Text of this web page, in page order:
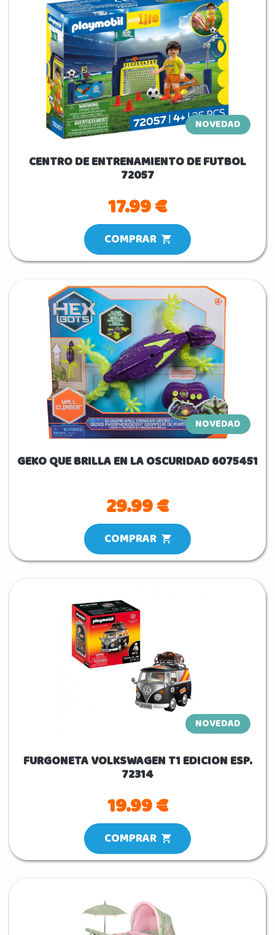
NOVEDAD
CENTRO DE ENTRENAMIENTO DE FUTBOL
72057
17.99 €
COMPRAR
NOVEDAD
GEKO QUE BRILLA EN LA OSCURIDAD 6075451
29.99 €
COMPRAR
NOVEDAD
FURGONETA VOLKSWAGEN T1 EDICION ESP.
72314
19.99 €
COMPRAR